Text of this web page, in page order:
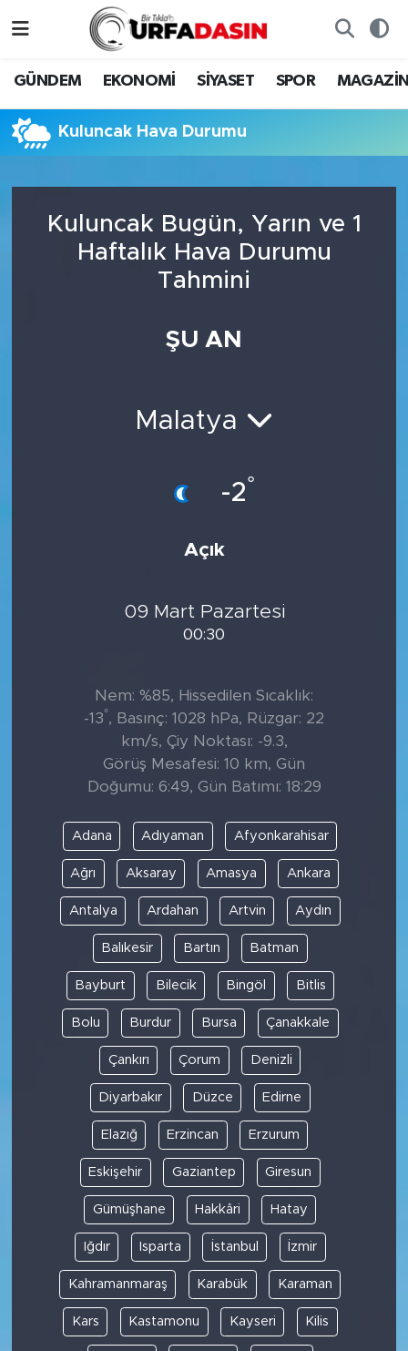
GÜNDEM EKONOMİ SİYASET SPOR
Kuluncak Hava Durumu
Kuluncak Bugün, Yarın ve 1
Haftalık Hava Durumu
Tahmini
ŞU AN
Malatya
-2°
Açık
09 Mart Pazartesi
00:30
Nem: %85, Hissedilen Sıcaklık:
-13°, Basınç: 1028 hPa, Rüzgar: 22
km/s, Çiy Noktası: -9.3,
Görüş Mesafesi: 10 km, Gün
Doğumu: 6:49, Gün Batımı: 18:29
Adana Adıyaman Afyonkarahisar
Ağrı Aksaray Amasya Ankara
Antalya Ardahan Artvin Aydın
Balıkesir Bartın Batman
Bayburt Bilecik Bingöl Bitlis
Bolu Burdur Bursa Çanakkale
Çankırı Çorum Denizli
Diyarbakır Düzce Edirne
Elazığ Erzincan Erzurum
Eskişehir Gaziantep Giresun
Gümüşhane Hakkâri Hatay
Iğdır Isparta İstanbul İzmir
Kahramanmaraş Karabük Karaman
Kars Kastamonu Kayseri Kilis
MAGAZİN
Nöbetçi Eczaneler
Süper Lig Puan Durumu ve Fikstür
Son Dakika Haberleri